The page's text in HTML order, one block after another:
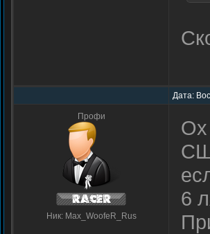
Дата:
Профи
Ник: Max_WoofeR_Rus
Ох
6